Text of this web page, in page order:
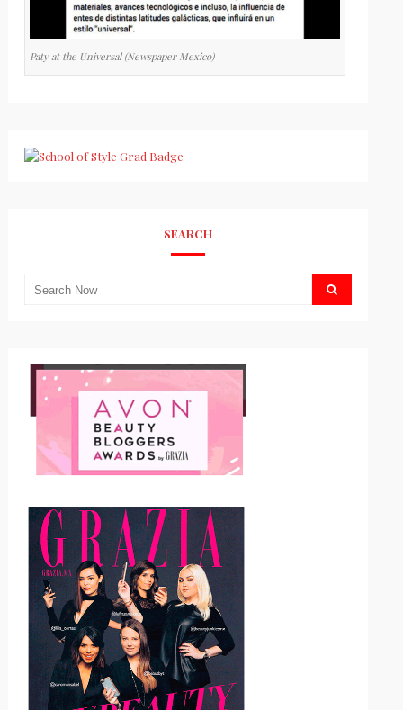
Paty at the Universal (Newspaper Mexico)
SEARCH